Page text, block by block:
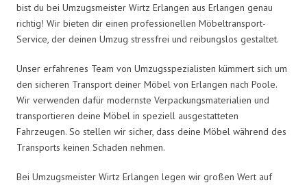
bist du bei Umzugsmeister Wirtz Erlangen aus Erlangen genau
richtig! Wir bieten dir einen professionellen Möbeltransport-
Service, der deinen Umzug stressfrei und reibungslos gestaltet.
Unser erfahrenes Team von Umzugsspezialisten kümmert sich um
den sicheren Transport deiner Möbel von Erlangen nach Poole.
Wir verwenden dafür modernste Verpackungsmaterialien und
transportieren deine Möbel in speziell ausgestatteten
Fahrzeugen. So stellen wir sicher, dass deine Möbel während des
Transports keinen Schaden nehmen.
Bei Umzugsmeister Wirtz Erlangen legen wir großen Wert auf